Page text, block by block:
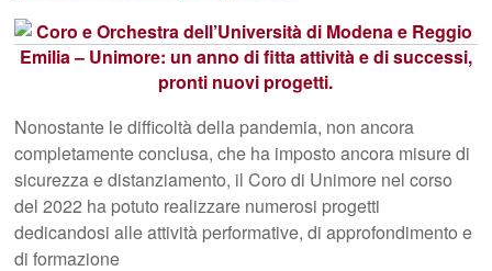
Nonostante le difficoltà della pandemia, non ancora
completamente conclusa, che ha imposto ancora misure di
sicurezza e distanziamento, il Coro di Unimore nel corso
del 2022 ha potuto realizzare numerosi progetti
dedicandosi alle attività performative, di approfondimento e
di formazione